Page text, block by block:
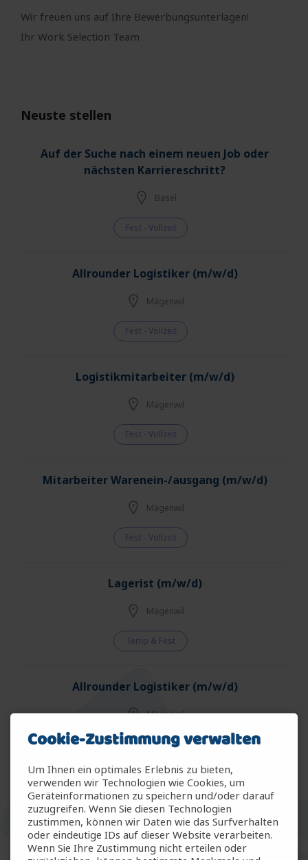
Wir freuen uns auf Ihre Bewerbungsunterlagen!
Ihr Work Selection Team
Neuste stellen
Auf der Suche nach einem neuen Job oder
nächsten Karriereschritt?
Basel
Fest - Vollzeit
Allrounder Logistiker (m/w/d)
Mägenwil
Fest - Vollzeit
Logistikmitarbeiter (m/w/d)
Mägenwil
Fest - Vollzeit
Mitarbeiter Warenein-/ausgang (m/w/d)
Mägenwil
Fest - Vollzeit
Lagerist (m/w/d)
Mägenwil
Temp & Fest
Allrounder Logistiker (m/w/d)
Mägenwil
Temp & Fest
Allrounder Gartenbau (m/w/d)
Arbon
Temp & Fest
Cookie-Zustimmung verwalten
Um Ihnen ein optimales Erlebnis zu bieten,
verwenden wir Technologien wie Cookies, um
Geräteinformationen zu speichern und/oder darauf
zuzugreifen. Wenn Sie diesen Technologien
zustimmen, können wir Daten wie das Surfverhalten
oder eindeutige IDs auf dieser Website verarbeiten.
Wenn Sie Ihre Zustimmung nicht erteilen oder